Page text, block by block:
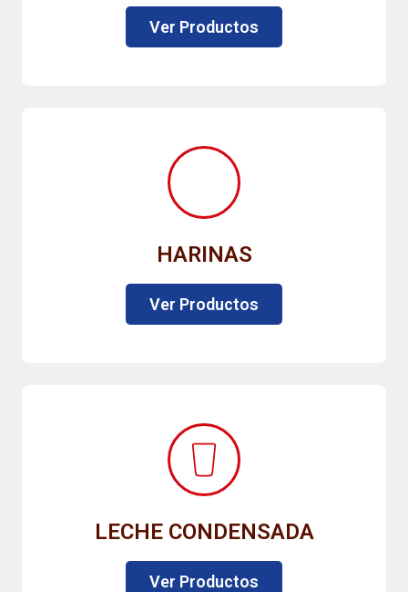
Ver Productos
HARINAS
Ver Productos
LECHE CONDENSADA
Ver Productos